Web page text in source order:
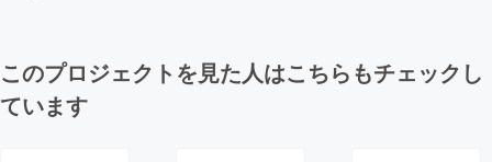
このプロジェクトを見た人はこちらもチェックし
ています